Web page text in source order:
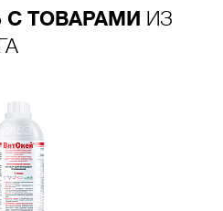
ТОВАРАМИ ИЗ